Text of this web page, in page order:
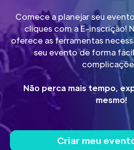
Comece a planejar seu
cliques com a E-inscrição!
oferece as ferramentas
seu evento de forma
Não perca mais tempo,
mesmo!
Criar meu